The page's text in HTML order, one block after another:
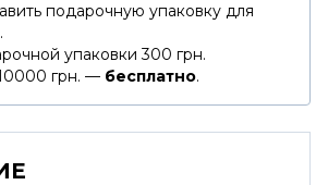
подарочную упаковку для
упаковки 300 грн.
грн. — бесплатно.